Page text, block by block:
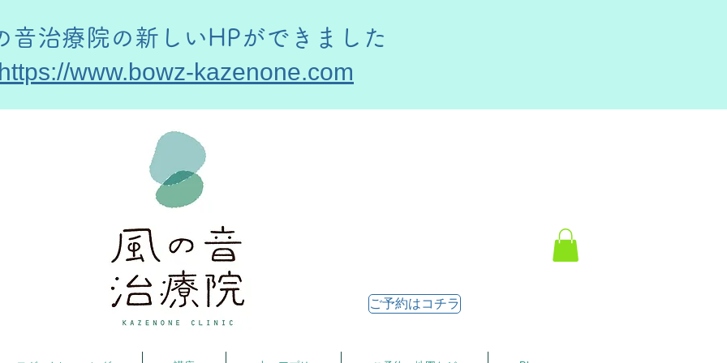
音治療院の新しいHPができました
www.bowz-kazenone.com
ご予約はコチラ